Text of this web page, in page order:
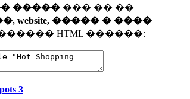
����� ��� �� ��
����� � ����
HTML ������:
3